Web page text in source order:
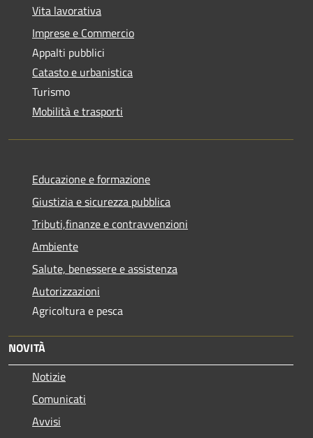
Vita lavorativa
Imprese e Commercio
Appalti pubblici
Catasto e urbanistica
Turismo
Mobilità e trasporti
Educazione e formazione
Giustizia e sicurezza pubblica
Tributi,finanze e contravvenzioni
Ambiente
Salute, benessere e assistenza
Autorizzazioni
Agricoltura e pesca
NOVITÀ
Notizie
Comunicati
Avvisi